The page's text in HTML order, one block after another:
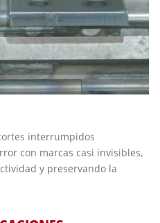
interrumpidos
con marcas casi invisibles,
y preservando la